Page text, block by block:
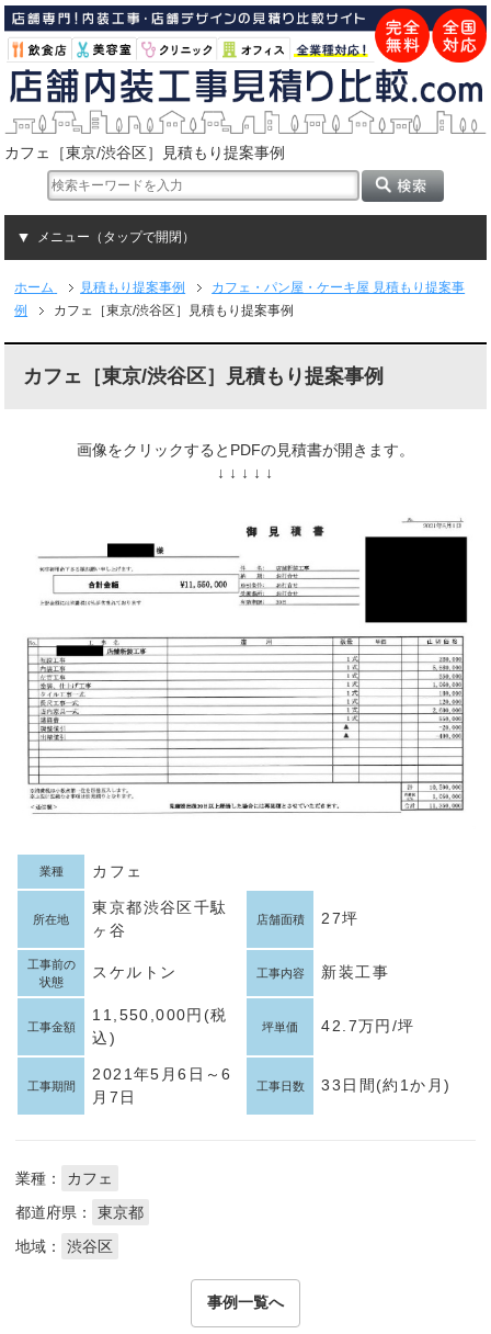
カフェ［東京/渋谷区］見積もり提案事例
メニュー（タップで開閉）
ホーム 見積もり提案事例
カフェ・パン屋・ケーキ屋 見積もり提案事
例
カフェ［東京/渋谷区］見積もり提案事例
カフェ［東京/渋谷区］見積もり提案事例
画像をクリックするとPDFの見積書が開きます。
↓ ↓ ↓ ↓ ↓
業種 カフェ
所在地
東京都渋谷区千駄
ヶ谷
店舗面積 27坪
工事前の
状態
スケルトン 工事内容 新装工事
工事金額
11,550,000円(税
込)
坪単価 42.7万円/坪
工事期間
2021年5月6日～6
月7日
工事日数 33日間(約1か月)
業種：
カフェ
都道府県：
東京都
地域：
渋谷区
事例一覧へ